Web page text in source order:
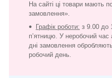
На сайті ці товари мають
замовлення».
Графік роботи: з 9.00 до
п’ятницю. У неробочий час
дні замовлення
робочий день.